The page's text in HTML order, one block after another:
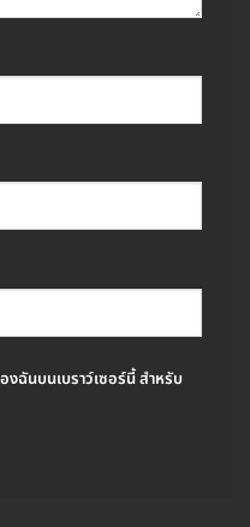
ฉันบนเบราว์เซอร์นี้ สำหรับ